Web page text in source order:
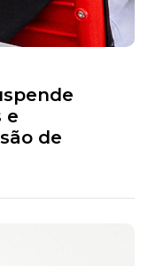
e
de